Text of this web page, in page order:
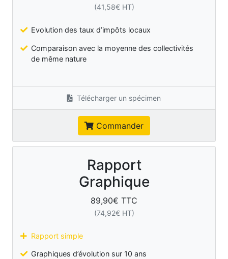
(41,58€ HT)
Evolution des taux d’impôts locaux
Comparaison avec la moyenne des collectivités
de même nature
Télécharger un spécimen
Commander
Rapport
Graphique
89,90€ TTC
(74,92€ HT)
Rapport simple
Graphiques d’évolution sur 10 ans